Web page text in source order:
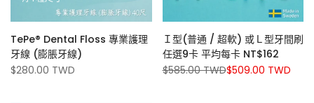
TePe® Dental Floss 專業護理
牙線 (膨脹牙線)
促
$280.00 TWD
Ｉ型(普通 / 超軟) 或Ｌ型牙間刷
任選9卡 平均每卡 NT$162
原
$585.00 TWD促
$509.00 TWD